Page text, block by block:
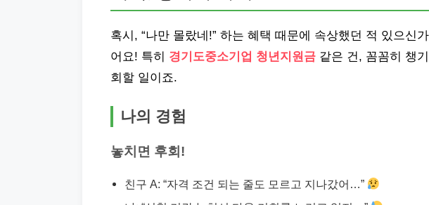
혹시, “나만 몰랐네!” 하는 혜택 때문에 속상했던 적 있으신
어요! 특히 경기도중소기업 청년지원금 같은 건, 꼼꼼히 챙
회할 일이죠.
나의 경험
놓치면 후회!
친구 A: “자격 조건 되는 줄도 모르고 지나갔어…”